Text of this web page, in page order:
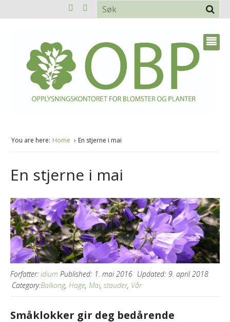
You are here: Home En stjerne i mai
En stjerne i mai
Forfatter: idium Published: 1. mai 2016 Updated: 9. april 2018
Category:Balkong, Hage, Mai, stauder, Vår
Småklokker gir deg bedårende